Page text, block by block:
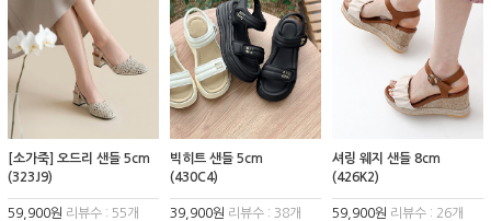
[소가죽] 오드리 샌들 5cm
(323J9)
59,900원 리뷰수 : 55개
빅히트 샌들 5cm
(430C4)
39,900원 리뷰수 : 38개
셔링 웨지 샌들 8cm
(426K2)
59,900원 리뷰수 : 26개